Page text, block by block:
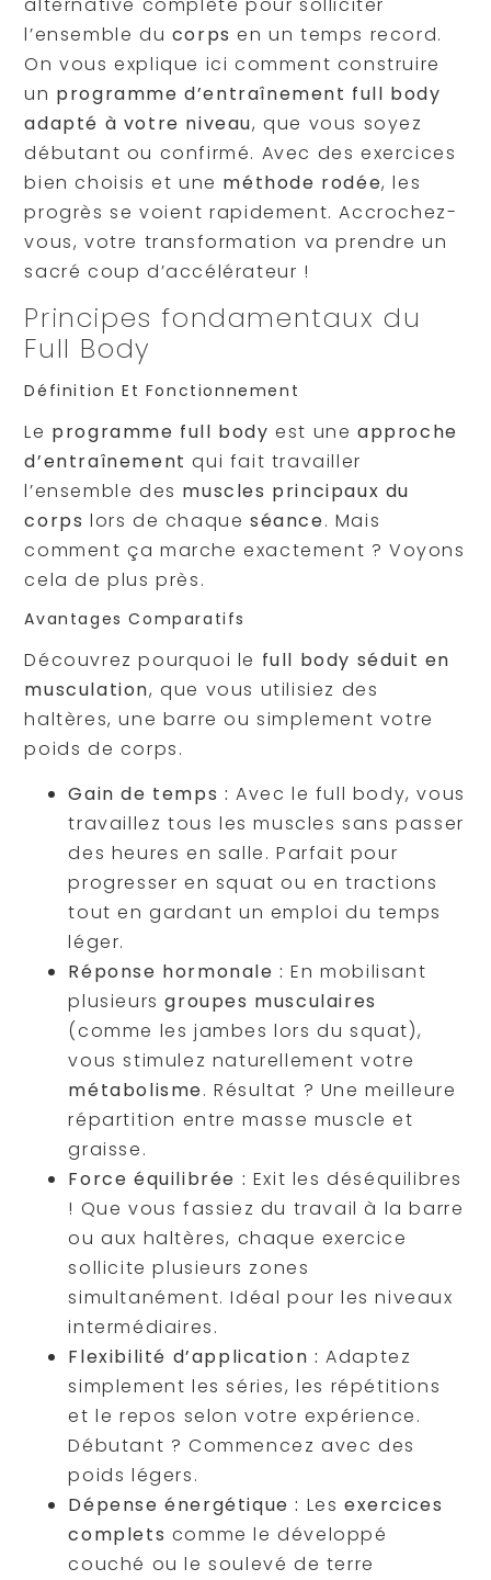
alternative complète pour solliciter
l’ensemble du corps en un temps record.
On vous explique ici comment construire
un programme d’entraînement full body
adapté à votre niveau, que vous soyez
débutant ou confirmé. Avec des exercices
bien choisis et une méthode rodée, les
progrès se voient rapidement. Accrochez-
vous, votre transformation va prendre un
sacré coup d’accélérateur !
Principes fondamentaux du
Full Body
Définition Et Fonctionnement
Le programme full body est uneapproche
d’entraînement qui fait travailler
l’ensemble des muscles principaux du
corps lors de chaque séance. Mais
comment ça marche exactement ? Voyons
cela de plus près.
Avantages Comparatifs
Découvrez pourquoi le full body séduit en
musculation, que vous utilisiez des
haltères, une barre ou simplement votre
poids de corps.
Gain de temps : Avec le full body, vous
travaillez tous les muscles sans passer
des heures en salle. Parfait pour
progresser en squat ou en tractions
tout en gardant un emploi du temps
léger.
Réponse hormonale : En mobilisant
plusieursgroupes musculaires
(comme les jambes lors du squat),
vous stimulez naturellement votre
métabolisme. Résultat ? Une meilleure
répartition entre masse muscle et
graisse.
Force équilibrée : Exit les déséquilibres
! Que vous fassiez du travail à la barre
ou aux haltères, chaque exercice
sollicite plusieurs zones
simultanément. Idéal pour les niveaux
intermédiaires.
Flexibilité d’application : Adaptez
simplement les séries, les répétitions
et le repos selon votre expérience.
Débutant ? Commencez avec des
poids légers.
Dépense énergétique : Les exercices
complets comme le développé
couché ou le soulevé de terre